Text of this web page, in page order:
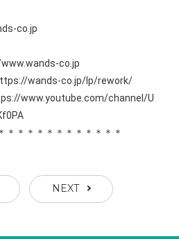
co.jp
co.jp
wands-co.jp/lp/rework/
www.youtube.com/channel/U
＊＊＊＊＊＊＊＊＊＊＊＊
NEXT